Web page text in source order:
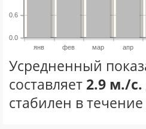
янв фев мар апр
0.0
0.6
Усредненный
составляет 2.9 м./с.
стабилен в течение